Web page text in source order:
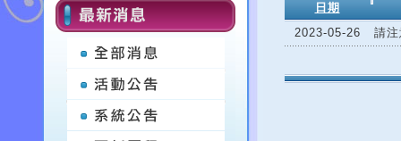
日期
2023-05-26
請